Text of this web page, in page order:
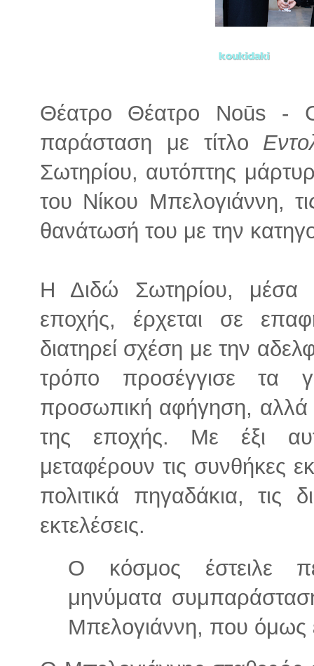
Θέατρο Θέατρο Noūs -
παράσταση με τίτλο
Σωτηρίου, αυτόπτης
του Νίκου Μπελογιάννη,
θανάτωσή του με την
Η Διδώ Σωτηρίου, μέσα
εποχής, έρχεται σε
διατηρεί σχέση με την
τρόπο προσέγγισε τα
προσωπική αφήγηση, αλλά
της εποχής. Με έξι
μεταφέρουν τις συνθήκες
πολιτικά πηγαδάκια, τις
εκτελέσεις.
Ο κόσμος έστειλε
μηνύματα
Μπελογιάννη, που όμως